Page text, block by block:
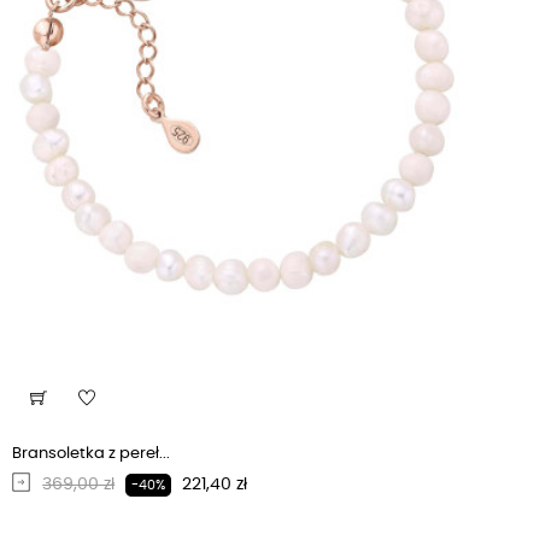
Bransoletka z pereł...
Regularna cena
369,00 zł -40% Cena
221,40 zł